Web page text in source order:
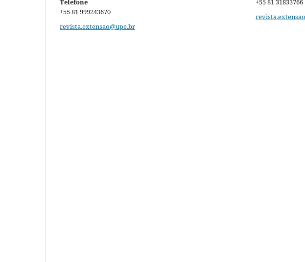
Telefone
+55 81 999243670
revista.extensao@upe.br
+55 81 31833766